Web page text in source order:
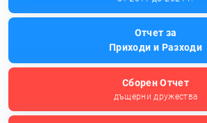
Отчет за
Приходи и Разходи
Сборен Отчет
дъщерни дружества